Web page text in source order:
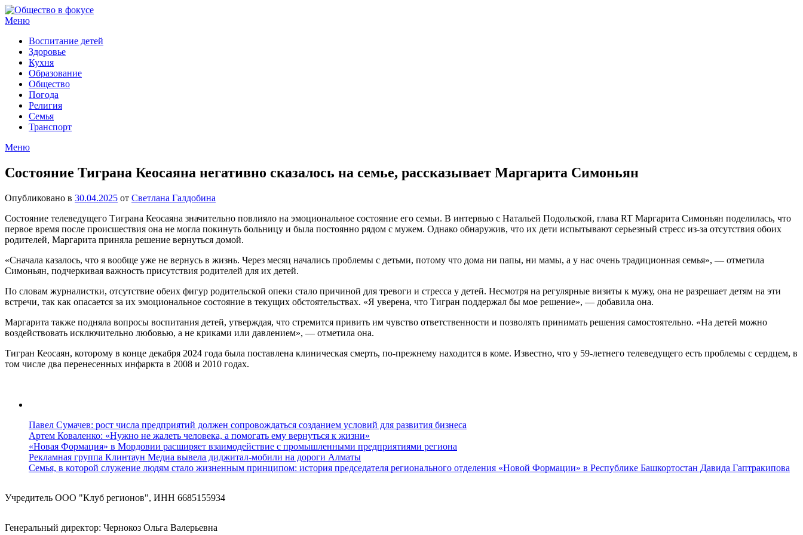
Перейти
к
Меню
Воспитание детей
Здоровье
Кухня
Образование
Общество
Погода
Религия
Семья
Транспорт
Меню
Состояние Тиграна Кеосаяна негативно сказалось на семье, рассказывает Маргарита Симоньян
Опубликовано в 30.04.2025 от Светлана Галдобина
Состояние телеведущего Тиграна Кеосаяна значительно повлияло на эмоциональное состояние его семьи. В интервью с Натальей Подольской, глава RT Маргарита Симоньян поделилась, что
первое время после происшествия она не могла покинуть больницу и была постоянно рядом с мужем. Однако обнаружив, что их дети испытывают серьезный стресс из-за отсутствия обоих
родителей, Маргарита приняла решение вернуться домой.
«Сначала казалось, что я вообще уже не вернусь в жизнь. Через месяц начались проблемы с детьми, потому что дома ни папы, ни мамы, а у нас очень традиционная семья», — отметила
Симоньян, подчеркивая важность присутствия родителей для их детей.
По словам журналистки, отсутствие обеих фигур родительской опеки стало причиной для тревоги и стресса у детей. Несмотря на регулярные визиты к мужу, она не разрешает детям на эти
встречи, так как опасается за их эмоциональное состояние в текущих обстоятельствах. «Я уверена, что Тигран поддержал бы мое решение», — добавила она.
Маргарита также подняла вопросы воспитания детей, утверждая, что стремится привить им чувство ответственности и позволять принимать решения самостоятельно. «На детей можно
воздействовать исключительно любовью, а не криками или давлением», — отметила она.
Тигран Кеосаян, которому в конце декабря 2024 года была поставлена клиническая смерть, по-прежнему находится в коме. Известно, что у 59-летнего телеведущего есть проблемы с сердцем, в
том числе два перенесенных инфаркта в 2008 и 2010 годах.
Павел Сумачев: рост числа предприятий должен сопровождаться созданием условий для развития бизнеса
Артем Коваленко: «Нужно не жалеть человека, а помогать ему вернуться к жизни»
«Новая Формация» в Мордовии расширяет взаимодействие с промышленными предприятиями региона
Рекламная группа Клинтаун Медиа вывела диджитал-мобили на дороги Алматы
Семья, в которой служение людям стало жизненным принципом: история председателя регионального отделения «Новой Формации» в Республике Башкортостан Давида Гаптракипова
Учредитель ООО "Клуб регионов", ИНН 6685155934
Генеральный директор: Чернокоз Ольга Валерьевна